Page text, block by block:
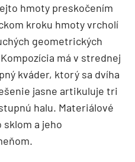
hmoty preskočením
kroku hmoty vrcholí
geometrických
má v strednej
kváder, ktorý sa dvíha
jasne artikuluje tri
halu. Materiálové
a jeho